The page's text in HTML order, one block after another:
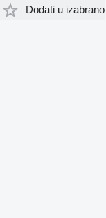
Dodati u izabrano